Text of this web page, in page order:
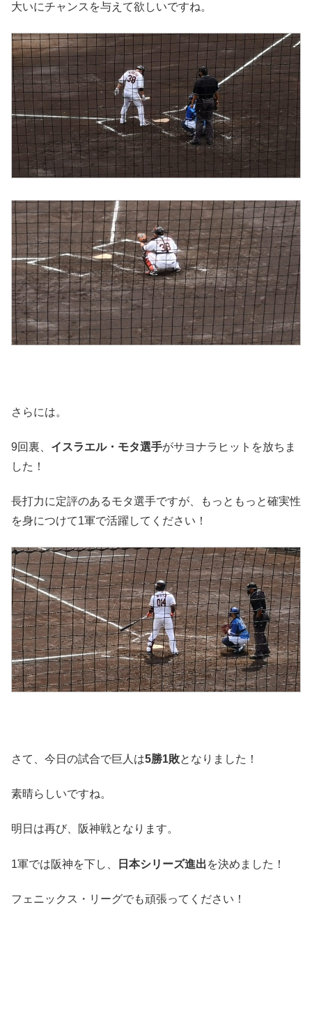
大いにチャンスを与えて欲しいですね。
さらには。
9回裏、 イスラエル・モタ選手がサヨナラヒットを放ちま
した！
長打力に定評のあるモタ選手ですが、もっともっと確実性
を身につけて1軍で活躍してください！
さて、今日の試合で巨人は5勝1敗となりました！
素晴らしいですね。
明日は再び、阪神戦となります。
1軍では阪神を下し、 日本シリーズ進出を決めました！
フェニックス・リーグでも頑張ってください！